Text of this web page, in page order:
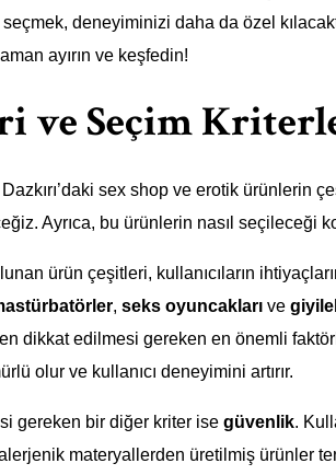
deneyiminizi daha da özel
ayırın ve keşfedin!
ve Seçim
sex shop ve erotik ürünlerin
Ayrıca, bu ürünlerin nasıl seçileceği
ürün çeşitleri, kullanıcıların
, seks oyuncakları ve
dikkat edilmesi gereken en önemli
olur ve kullanıcı deneyimini artırır.
gereken bir diğer kriter ise güvenlik.
materyallerden üretilmiş ürünler